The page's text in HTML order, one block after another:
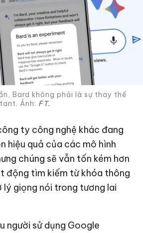
Bard không phải là sự thay thế
Ảnh: FT.
ty công nghệ khác đang
hiệu quả của các mô hình
chúng sẽ vẫn tốn kém hơn
động tìm kiếm từ khóa thông
giọng nói trong tương lai
người sử dụng Google